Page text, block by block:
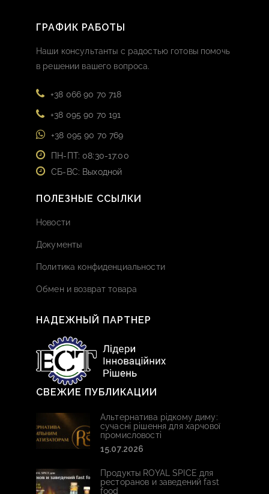
ГРАФИК РАБОТЫ
Наши консультанты с радостью готовы помочь
в решении вашего вопроса.
+38 066 90 70 718
+38 095 90 70 191
+38 095 90 70 769
ПН-ПТ: 08:30-17:00
СБ-ВС: Выходной
ПОЛЕЗНЫЕ ССЫЛКИ
Новости
Документы
Политика конфиденциальности
Обмен и возврат товара
НАДЕЖНЫЙ ПАРТНЕР
СВЕЖИЕ ПУБЛИКАЦИИ
Альтернатива рідкому диму:
сучасні рішення для харчової
промисловості
15.07.2026
Продукты ROYAL SPICE для
ресторанов и заведений fast
food